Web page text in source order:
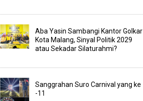
Aba Yasin Sambangi Kantor Golkar
Kota Malang, Sinyal Politik 2029
atau Sekadar Silaturahmi?
Sanggrahan Suro Carnival yang ke
-11